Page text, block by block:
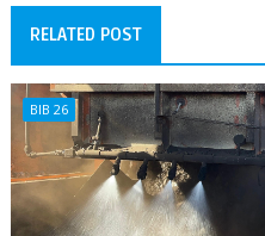
RELATED POST
BIB 26